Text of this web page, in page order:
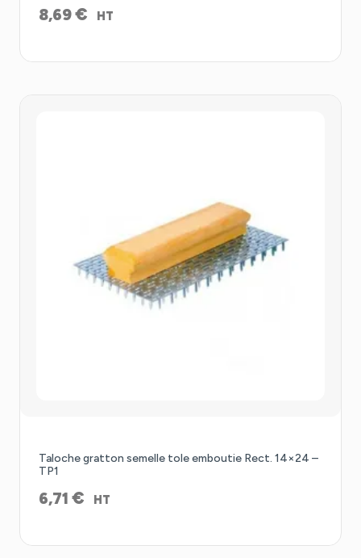
8,69€ HT
Taloche gratton semelle tole emboutie Rect. 14×24 –
TP1
6,71 € HT